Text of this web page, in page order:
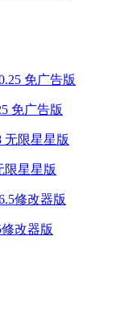
免广告版
限星星版
改器版